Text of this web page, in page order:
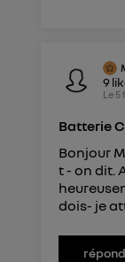
9
Le 5
Batterie
Bonjour
t - on dit.
dois- je